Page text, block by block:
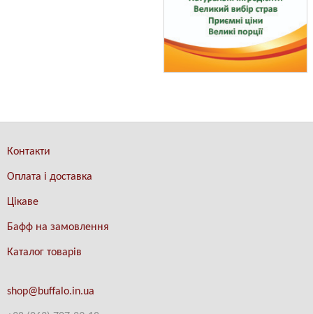
Контакти
Оплата і доставка
Цікаве
Бафф на замовлення
Каталог товарів
shop@buffalo.in.ua